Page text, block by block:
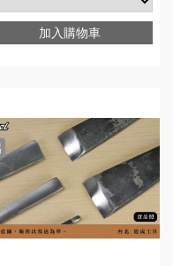
加入購物車